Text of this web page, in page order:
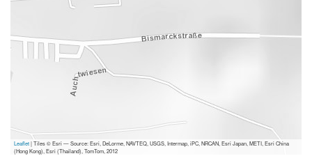
Leaflet| Tiles © Esri — Source: Esri, DeLorme, NAVTEQ, USGS, Intermap, iPC, NRCAN, Esri Japan, METI, Esri China
(Hong Kong), Esri (Thailand), TomTom, 2012